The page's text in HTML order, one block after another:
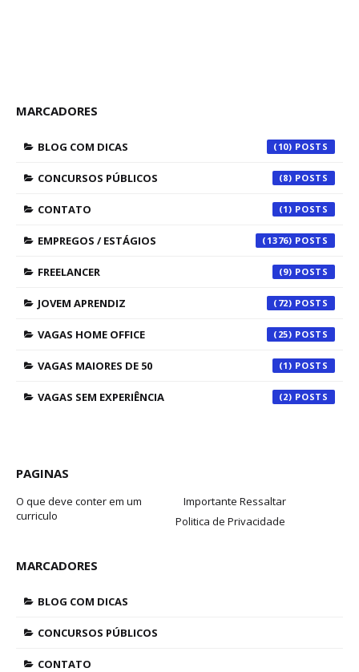
MARCADORES
BLOG COM DICAS (10)
CONCURSOS PÚBLICOS (8)
CONTATO (1)
EMPREGOS / ESTÁGIOS (1376)
FREELANCER (9)
JOVEM APRENDIZ (72)
VAGAS HOME OFFICE (25)
VAGAS MAIORES DE 50 (1)
VAGAS SEM EXPERIÊNCIA (2)
PAGINAS
O que deve conter em um
curriculo
Importante Ressaltar
Politica de Privacidade
MARCADORES
BLOG COM DICAS
CONCURSOS PÚBLICOS
CONTATO